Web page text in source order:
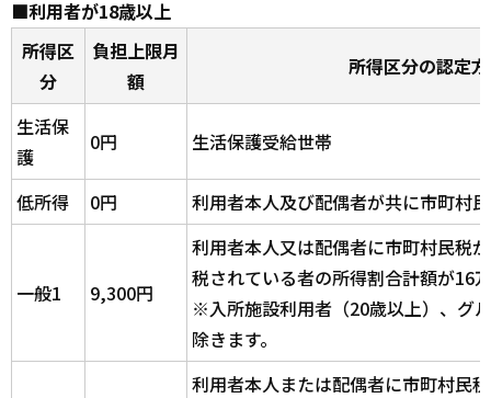
■利用者が18歳以上
所得区
分
負担上限月
額
所得区分の認定
生活保
護
0円 生活保護受給世帯
低所得 0円 利用者本人及び配偶者が共に市町村
一般1 9,300円
利用者本人又は配偶者に市町村民税
税されている者の所得割合計額が16
※入所施設利用者（20歳以上）、グ
除きます。
利用者本人または配偶者に市町村民